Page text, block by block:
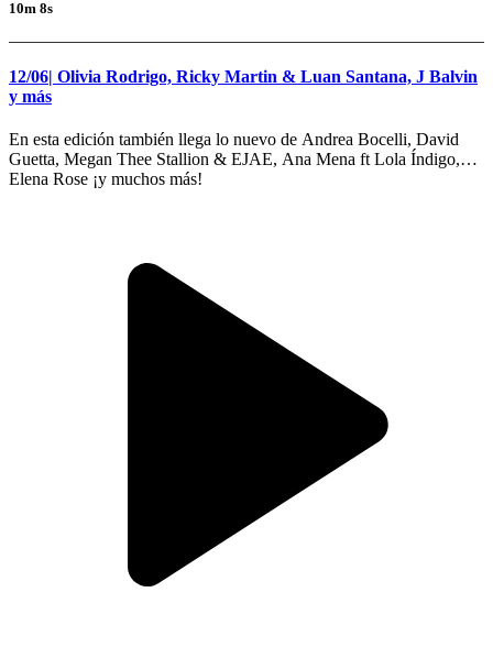
10m 8s
12/06| Olivia Rodrigo, Ricky Martin & Luan Santana, J Balvin
y más
En esta edición también llega lo nuevo de Andrea Bocelli, David
Guetta, Megan Thee Stallion & EJAE, Ana Mena ft Lola Índigo,
Elena Rose ¡y muchos más!